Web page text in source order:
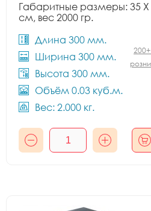
Габаритные размеры: 35 X
см, вес 2000 гр.
Длина 300 мм.
Ширина 300 мм.
Высота 300 мм.
Объём 0.03 куб.м.
Вес: 2.000 кг.